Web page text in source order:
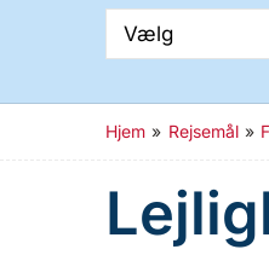
Vælg
Hjem » Rejsemål »